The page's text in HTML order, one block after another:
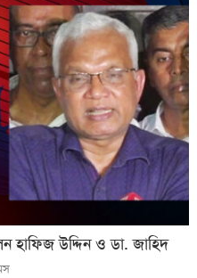
হাফিজ উদ্দিন ও ডা. জাহিদ